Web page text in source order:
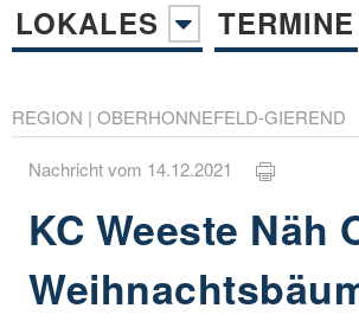
LOKALES
TERMINE
REGION | OBERHONNEFELD-GIEREND
Nachricht vom 14.12.2021
KC Weeste Näh